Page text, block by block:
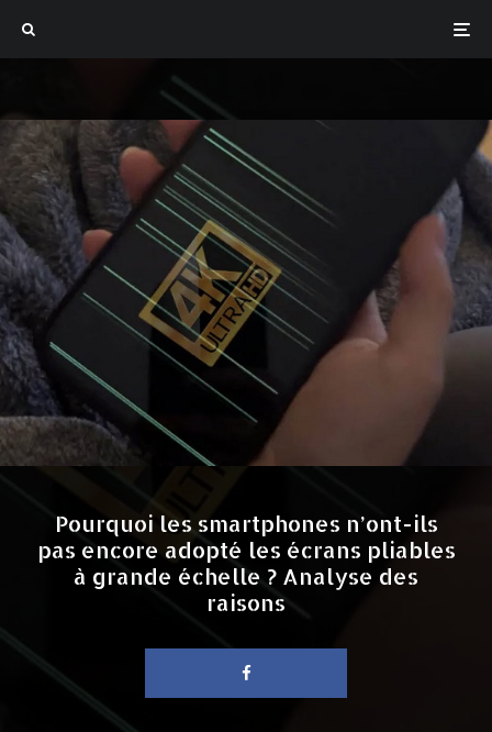
Pourquoi les smartphones n’ont-ils
pas encore adopté les écrans pliables
à grande échelle ? Analyse des
raisons